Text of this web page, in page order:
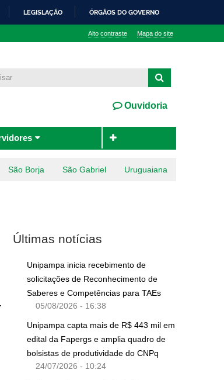
LEGISLAÇÃO ÓRGÃOS DO GOVERNO
Alto contraste Mapa do site
Ouvidoria
São Borja São Gabriel Uruguaiana
Últimas notícias
Unipampa inicia recebimento de
solicitações de Reconhecimento de
Saberes e Competências para TAEs
05/08/2026 - 16:38
Unipampa capta mais de R$ 443 mil em
edital da Fapergs e amplia quadro de
bolsistas de produtividade do CNPq
24/07/2026 - 10:24